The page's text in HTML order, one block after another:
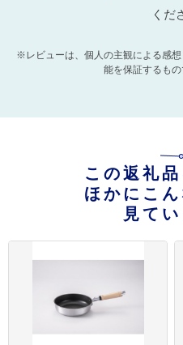
くだ
※レビューは、個人の主観による感
能を保証するもの
この返礼
ほかにこ
見てい